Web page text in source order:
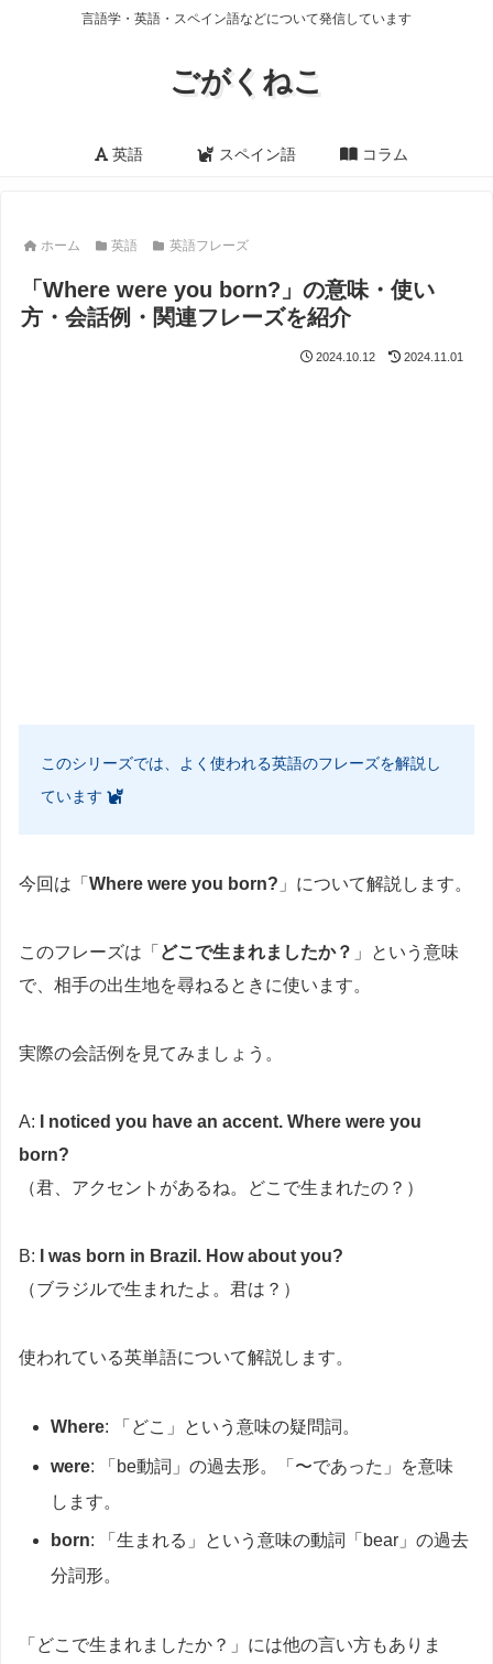
言語学・英語・スペイン語などについて発信しています
ごがくねこ
英語 スペイン語 コラム
ホーム 英語 英語フレーズ
「Where were you born?」の意味・使い
方・会話例・関連フレーズを紹介
2024.10.12 2024.11.01
このシリーズでは、よく使われる英語のフレーズを解説し
ています
今回は「 Where were you born? 」について解説します。
このフレーズは「 どこで生まれましたか？ 」という意味
で、相手の出生地を尋ねるときに使います。
実際の会話例を見てみましょう。
A:
I noticed you have an accent. Where were you
born?
（君、アクセントがあるね。どこで生まれたの？）
B:
I was born in Brazil. How about you?
（ブラジルで生まれたよ。君は？）
使われている英単語について解説します。
Where: 「どこ」という意味の疑問詞。
were: 「be動詞」の過去形。「〜であった」を意味
します。
born: 「生まれる」という意味の動詞「bear」の過去
分詞形。
「どこで生まれましたか？」には他の言い方もありま